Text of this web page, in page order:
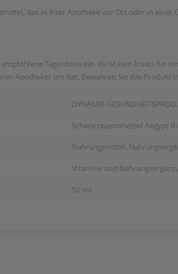
das in Ihrer Apotheke vor Ort oder in
Tagesdosis ein. Es ist kein Ersatz für
Apotheker um Rat. Bewahren Sie das
DYNAMIS
Schwarzkuemmeloel Aegypt
Nahrungsmittel,
Vitamine und
50 ml